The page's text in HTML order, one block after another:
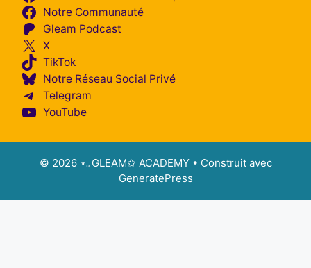
Notre Communauté
Gleam Podcast
X
TikTok
Notre Réseau Social Privé
Telegram
YouTube
© 2026 ⋆｡GLEAM✩ ACADEMY• Construit avec
GeneratePress